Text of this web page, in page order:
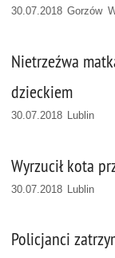
30.07.2018 Gorzów
Nietrzeźwa
dzieckiem
30.07.2018 Lublin
Wyrzucił kota
30.07.2018 Lublin
Policjanci